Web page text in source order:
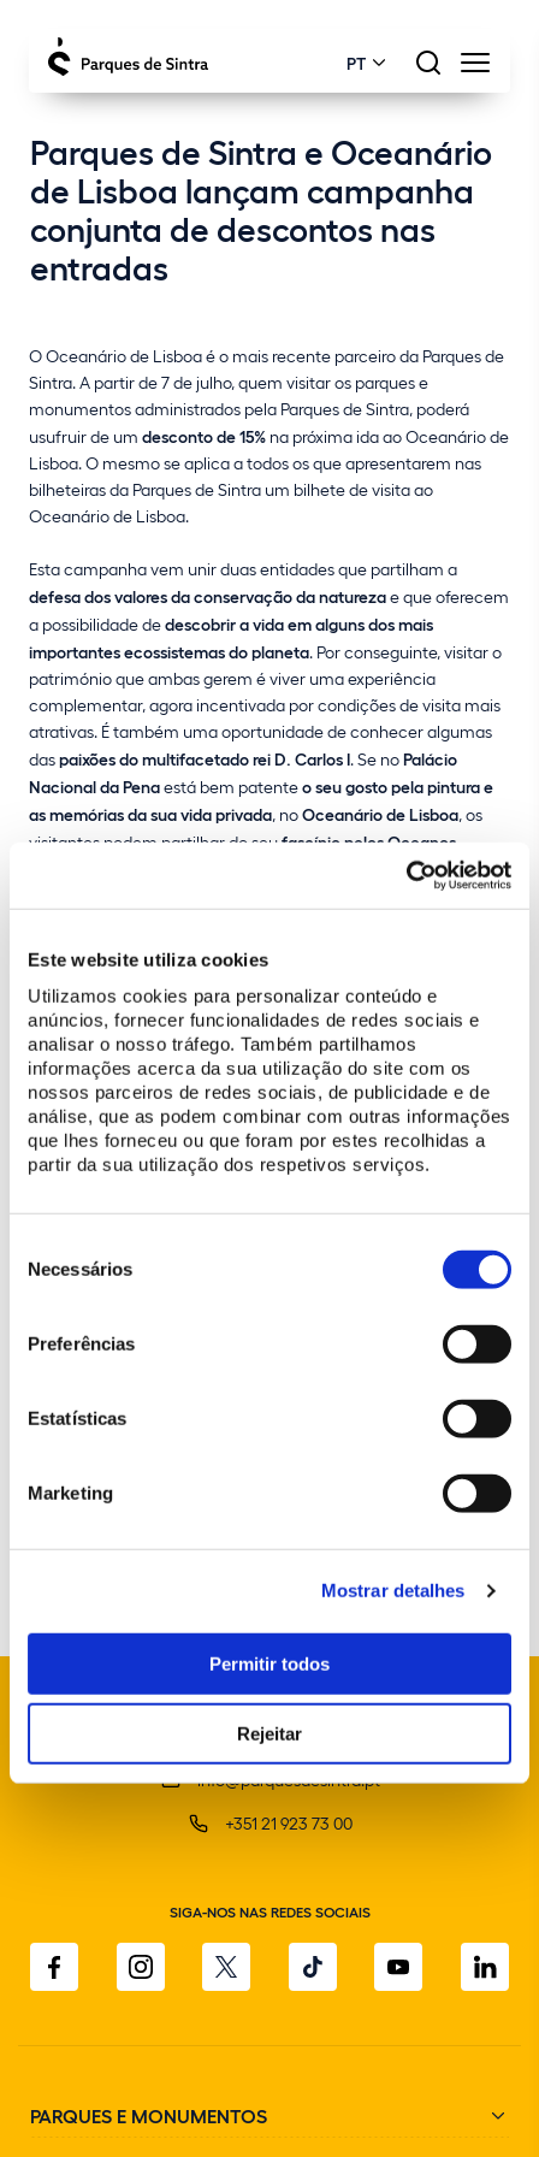
Este website utiliza cookies
Utilizamos cookies para personalizar conteúdo e
anúncios, fornecer funcionalidades de redes sociais e
analisar o nosso tráfego. Também partilhamos
informações acerca da sua utilização do site com os
nossos parceiros de redes sociais, de publicidade e de
análise, que as podem combinar com outras informações
que lhes forneceu ou que foram por estes recolhidas a
partir da sua utilização dos respetivos serviços.
Necessários
Preferências
Estatísticas
Marketing
Mostrar detalhes
Permitir todos
Rejeitar
PT
Parques de Sintra e Oceanário
de Lisboa lançam campanha
conjunta de descontos nas
entradas
O Oceanário de Lisboa é o mais recente parceiro da Parques de
Sintra. A partir de 7 de julho, quem visitar os parques e
monumentos administrados pela Parques de Sintra, poderá
usufruir de um desconto de 15% na próxima ida ao Oceanário de
Lisboa. O mesmo se aplica a todos os que apresentarem nas
bilheteiras da Parques de Sintra um bilhete de visita ao
Oceanário de Lisboa.
Esta campanha vem unir duas entidades que partilham a
defesa dos valores da conservação da naturezae que oferecem
a possibilidade dedescobrir a vida em alguns dos mais
importantes ecossistemas do planeta. Por conseguinte, visitar o
património que ambas gerem é viver uma experiência
complementar, agora incentivada por condições de visita mais
atrativas. É também uma oportunidade de conhecer algumas
daspaixões do multifacetado rei D. Carlos I. Se noPalácio
Nacional da Penaestá bem patenteo seu gosto pela pintura e
as memórias da sua vida privada, noOceanário de Lisboa, os
visitantes podem partilhar do seufascínio pelos Oceanos
Pioneiro na exploração científica do mar da costa portuguesa e
com uma obra reconhecida mundialmente, D. Carlos I é
descontos relativos a esta promoção apenas se aplicam nas
bilheteiras físicas mediante a apresentação do bilhete do local
visitado em primeiro lugar, não sendo acumuláveis com outros
descontos em vigor.
info@parquesdesintra.pt
+351 21 923 73 00
SIGA-NOS NAS REDES SOCIAIS
PARQUES E MONUMENTOS